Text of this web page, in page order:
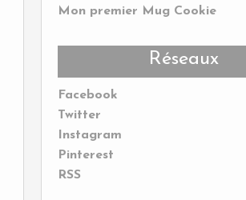
Mon premier Mug Cookie
Réseaux
Facebook
Twitter
Instagram
Pinterest
RSS